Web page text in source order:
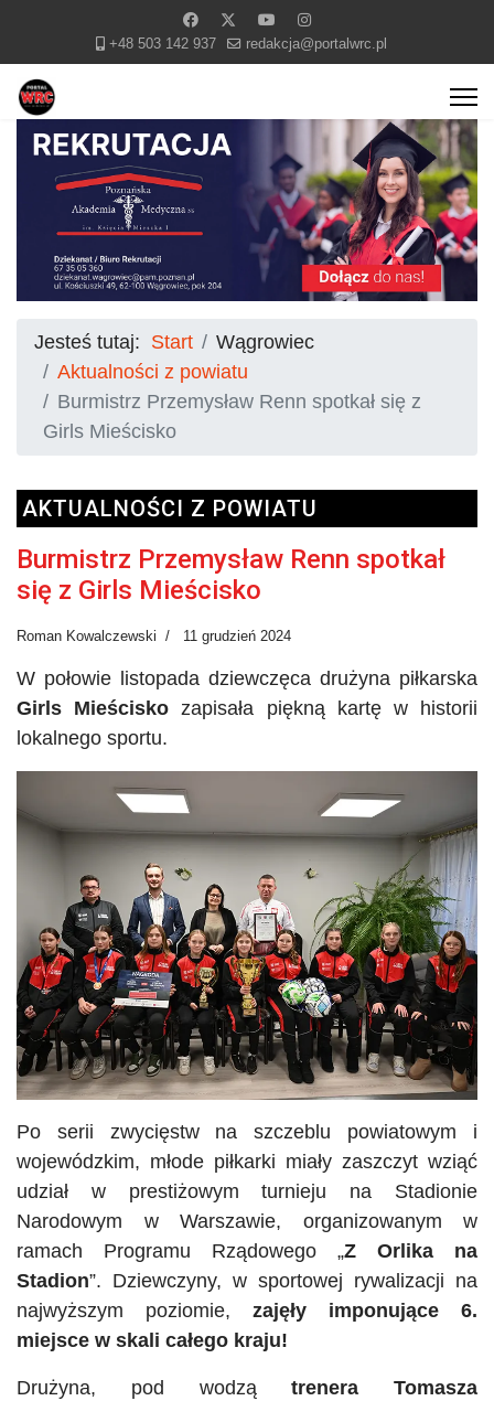
+48 503 142 937 redakcja@portalwrc.pl
Jesteś tutaj: Start
Wągrowiec
Aktualności z powiatu
Burmistrz Przemysław Renn spotkał się z
Girls Mieścisko
AKTUALNOŚCI Z POWIATU
Burmistrz Przemysław Renn spotkał
się z Girls Mieścisko
Roman Kowalczewski 11 grudzień 2024
W połowie listopada dziewczęca drużyna piłkarska
Girls Mieścisko zapisała piękną kartę w historii
lokalnego sportu.
Po serii zwycięstw na szczeblu powiatowym i
wojewódzkim, młode piłkarki miały zaszczyt wziąć
udział w prestiżowym turnieju na Stadionie
Narodowym w Warszawie, organizowanym w
ramach Programu Rządowego „Z Orlika na
Stadion”. Dziewczyny, w sportowej rywalizacji na
najwyższym poziomie, zajęły imponujące 6.
miejsce w skali całego kraju!
Drużyna, pod wodzątrenera Tomasza